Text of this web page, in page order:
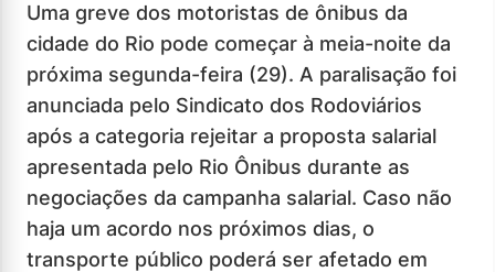
Uma greve dos motoristas de ônibus da
cidade do Rio pode começar à meia-noite da
próxima segunda-feira (29). A paralisação foi
anunciada pelo Sindicato dos Rodoviários
após a categoria rejeitar a proposta salarial
apresentada pelo Rio Ônibus durante as
negociações da campanha salarial. Caso não
haja um acordo nos próximos dias, o
transporte público poderá ser afetado em